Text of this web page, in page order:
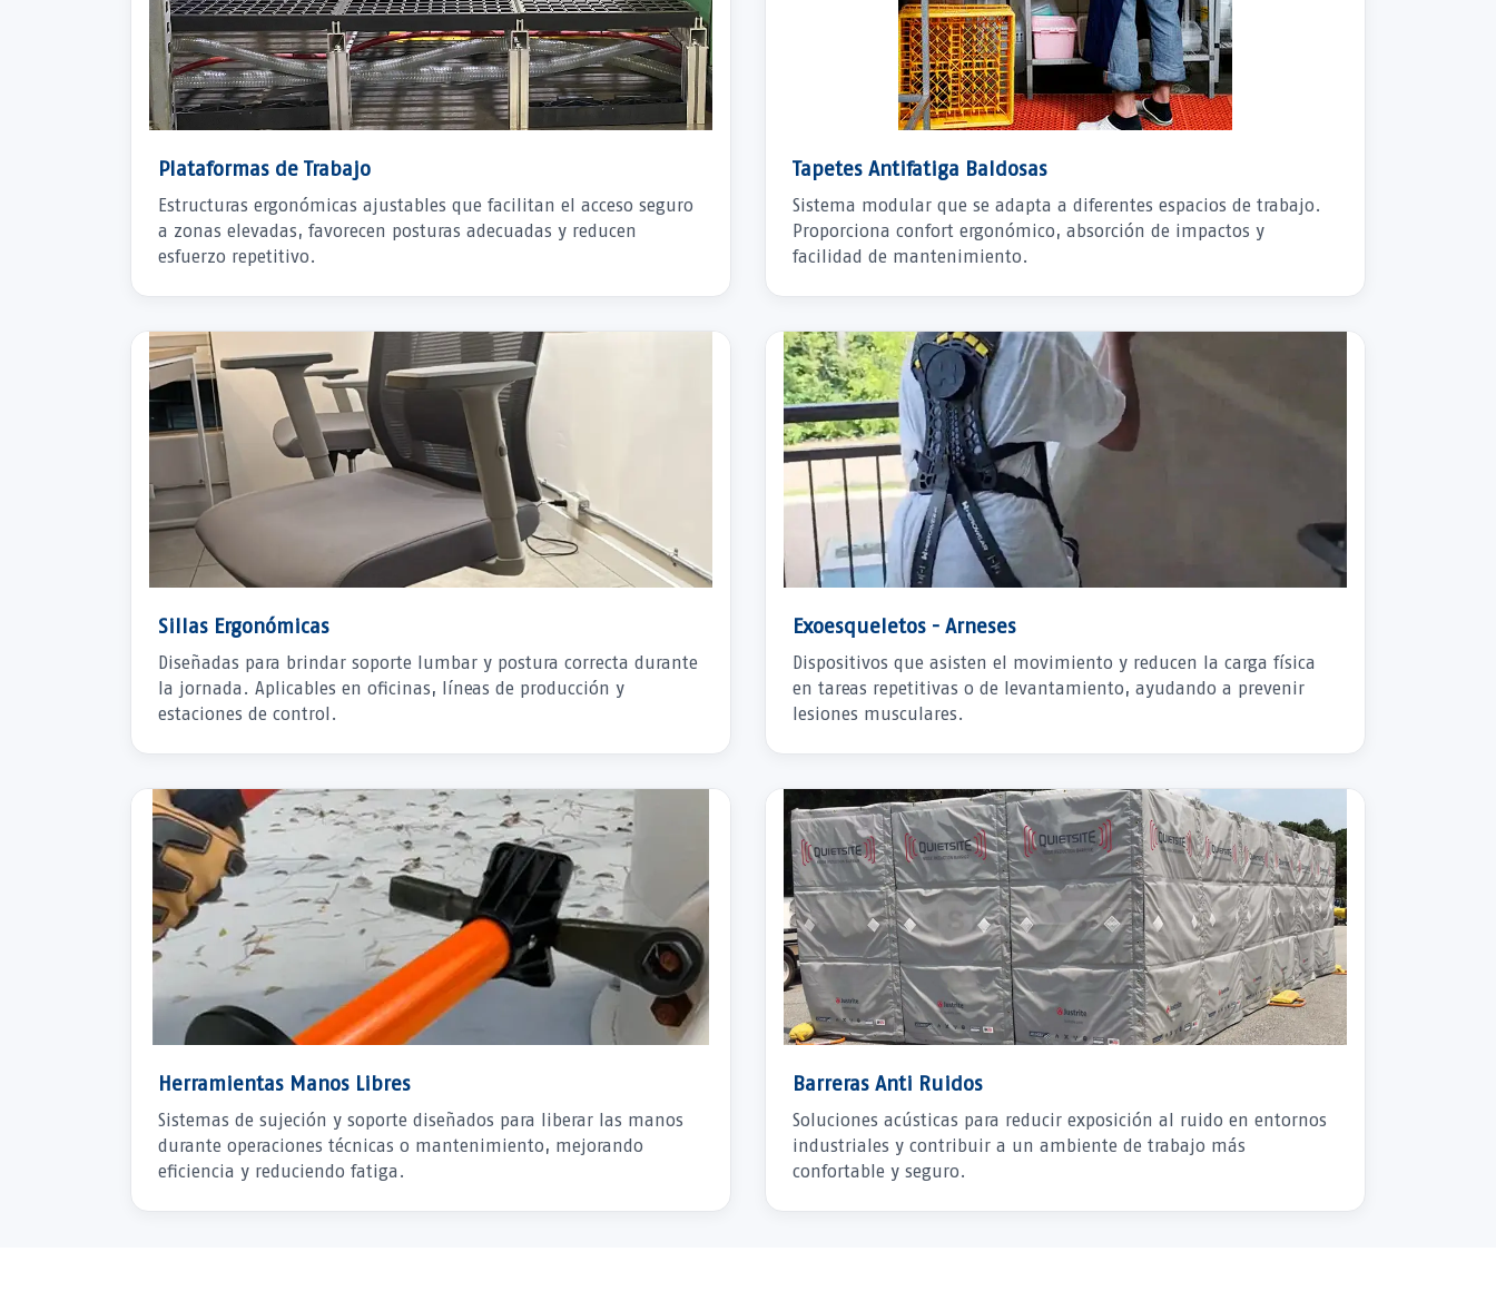
Plataformas de Trabajo
Estructuras ergonómicas ajustables que facilitan el acceso seguro
a zonas elevadas, favorecen posturas adecuadas y reducen
esfuerzo repetitivo.
Tapetes Antifatiga Baldosas
Sistema modular que se adapta a diferentes espacios de trabajo.
Proporciona confort ergonómico, absorción de impactos y
facilidad de mantenimiento.
Sillas Ergonómicas
Diseñadas para brindar soporte lumbar y postura correcta durante
la jornada. Aplicables en oficinas, líneas de producción y
estaciones de control.
Exoesqueletos - Arneses
Dispositivos que asisten el movimiento y reducen la carga física
en tareas repetitivas o de levantamiento, ayudando a prevenir
lesiones musculares.
Herramientas Manos Libres
Sistemas de sujeción y soporte diseñados para liberar las manos
durante operaciones técnicas o mantenimiento, mejorando
eficiencia y reduciendo fatiga.
Barreras Anti Ruidos
Soluciones acústicas para reducir exposición al ruido en entornos
industriales y contribuir a un ambiente de trabajo más
confortable y seguro.